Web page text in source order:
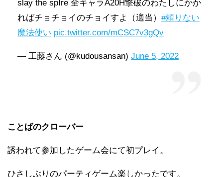
slay the spIre 全キャラA20H撃破のわたしにかか
ればチョチョイのチョイすよ（適当） #頼りない
魔法使い pic.twitter.com/mCSC7v3gQv
— 工藤さん (@kudousansan) June 5, 2022
ことばのクローバー
誘われて参加したゲーム会にて初プレイ。
ひさしぶりのパーティゲーム楽しかったです。